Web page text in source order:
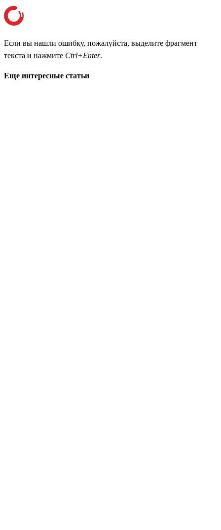
Если вы нашли ошибку, пожалуйста, выделите фрагмент
текста и нажмите Ctrl+Enter.
Еще интересные статьи